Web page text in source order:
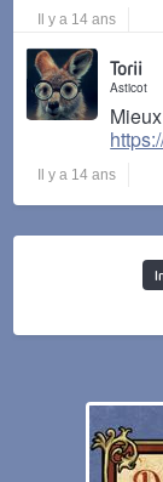
Il y a 14 ans
Torii
Asticot
Il y a 14 ans